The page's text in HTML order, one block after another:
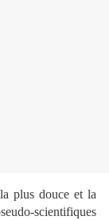
plus douce et la
scientifiques